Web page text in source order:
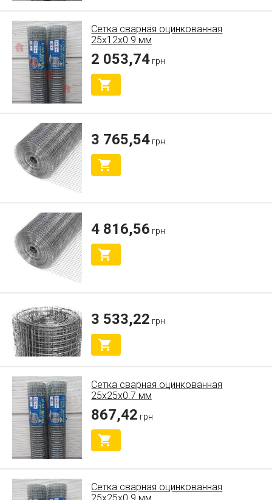
Сетка сварная оцинкованная
25х12х0.9 мм
2 053,74 грн
3 765,54 грн
4 816,56 грн
3 533,22 грн
Сетка сварная оцинкованная
25х25х0.7 мм
867,42 грн
Сетка сварная оцинкованная